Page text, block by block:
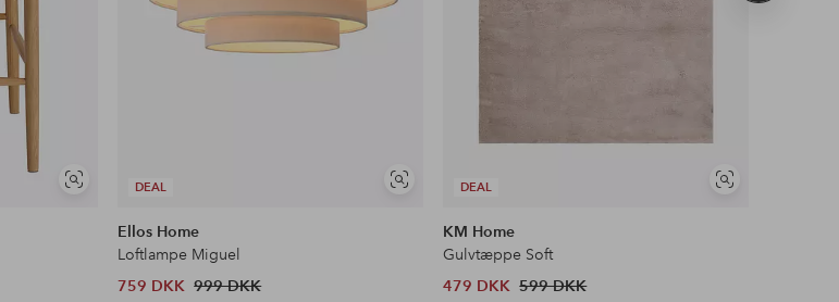
Se
DEAL
Se
Ellos Home
Loftlampe Miguel
759 DKK 999 DKK
DEAL
Se
KM Home
Gulvtæppe Soft
479 DKK 599 DKK